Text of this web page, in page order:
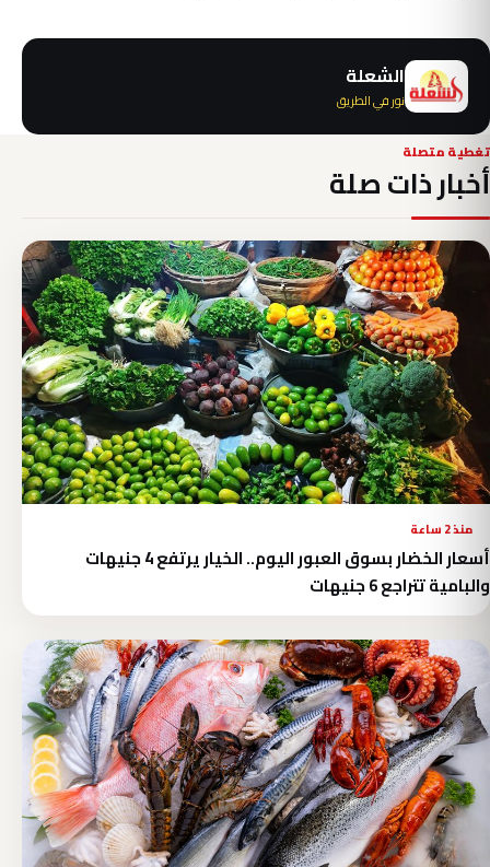
الشعلة
نور في الطريق
تغطية متصلة
أخبار ذات صلة
منذ 2 ساعة
أسعار الخضار بسوق العبور اليوم.. الخيار يرتفع 4 جنيهات
والبامية تتراجع 6 جنيهات